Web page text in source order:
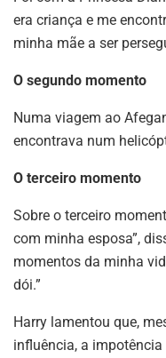
era criança e me
minha mãe a ser
O segundo momento
Numa viagem ao
encontrava num
O terceiro momento
Sobre o terceiro
com minha esposa”,
momentos da minha
dói.”
Harry lamentou que,
influência, a